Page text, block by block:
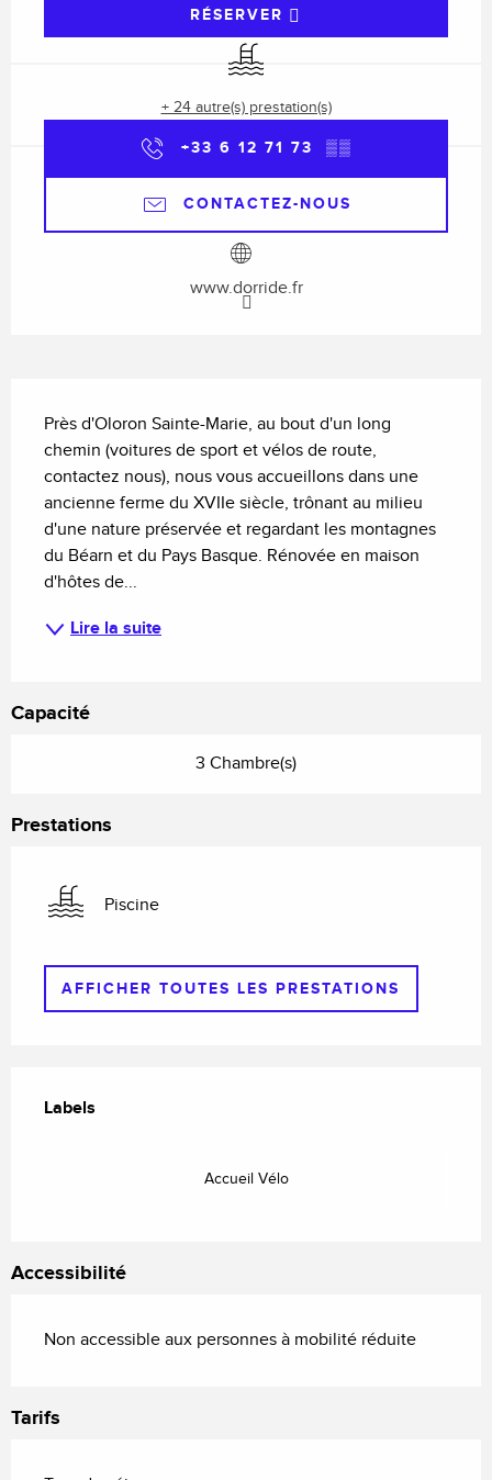
RÉSERVER
Piscine
+ 24 autre(s) prestation(s)
+33 6 12 71 73 ▒▒
CONTACTEZ-NOUS
www.dorride.fr
Près d'Oloron Sainte-Marie, au bout d'un long
chemin (voitures de sport et vélos de route,
contactez nous), nous vous accueillons dans une
ancienne ferme du XVIIe siècle, trônant au milieu
d'une nature préservée et regardant les montagnes
du Béarn et du Pays Basque. Rénovée en maison
d'hôtes de...
Lire la suite
Capacité
3 Chambre(s)
Prestations
Piscine
AFFICHER TOUTES LES PRESTATIONS
Labels
Labels
Accueil Vélo
Accessibilité
Non accessible aux personnes à mobilité réduite
Tarifs